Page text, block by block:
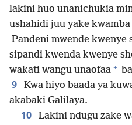
lakini huo unanichukia
ushahidi juu yake
Pandeni mwende kwenye
sipandi kwenda kwenye
wakati wangu unaofaa +
9
Kwa hiyo baada ya
akabaki Galilaya.
10
Lakini ndugu zake